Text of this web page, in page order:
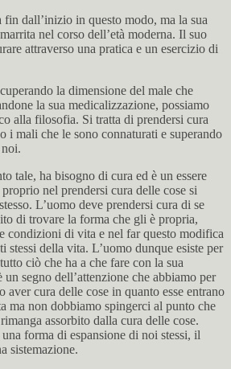
dall’inizio in questo modo, ma la sua
nel corso dell’età moderna. Il suo
attraverso una pratica e un esercizio di
la dimensione del male che
la sua medicalizzazione, possiamo
alla filosofia. Si tratta di prendersi cura
i mali che le sono connaturati e superando
tale, ha bisogno di cura ed è un essere
nel prendersi cura delle cose si
L’uomo deve prendersi cura di se
di trovare la forma che gli è propria,
condizioni di vita e nel far questo modifica
stessi della vita. L’uomo dunque esiste per
ciò che ha a che fare con la sua
un segno dell’attenzione che abbiamo per
cura delle cose in quanto esse entrano
ma non dobbiamo spingerci al punto che
assorbito dalla cura delle cose.
forma di espansione di noi stessi, il
sistemazione.